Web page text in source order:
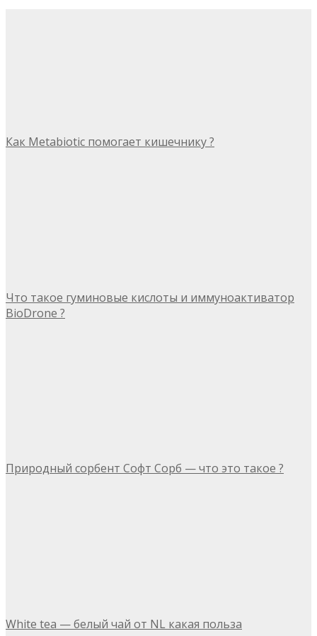
Как Metabiotic помогает кишечнику ?
Что такое гуминовые кислоты и иммуноактиватор
BioDrone ?
Природный сорбент Софт Сорб — что это такое ?
White tea — белый чай от NL какая польза